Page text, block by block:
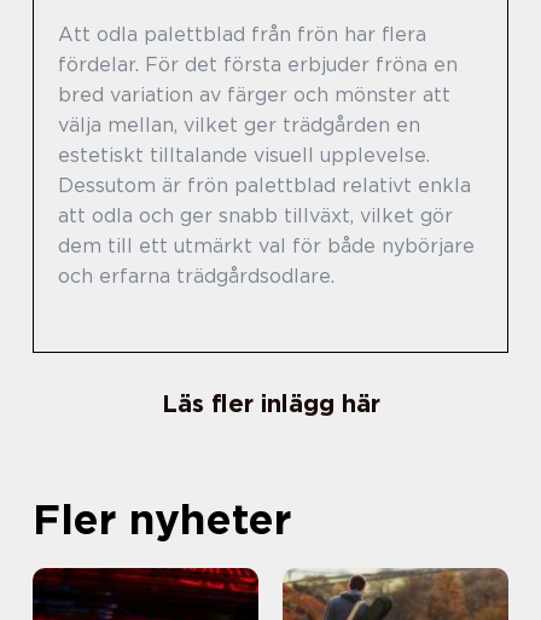
Att odla palettblad från frön har flera
fördelar. För det första erbjuder fröna en
bred variation av färger och mönster att
välja mellan, vilket ger trädgården en
estetiskt tilltalande visuell upplevelse.
Dessutom är frön palettblad relativt enkla
att odla och ger snabb tillväxt, vilket gör
dem till ett utmärkt val för både nybörjare
och erfarna trädgårdsodlare.
Läs fler inlägg här
Fler nyheter